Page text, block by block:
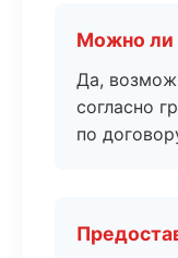
Можно ли
Да,
согласно
по